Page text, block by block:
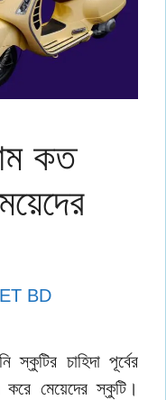
কত
BD
স্কুটির চাহিদা পূর্বের
মেয়েদের স্কুটি।